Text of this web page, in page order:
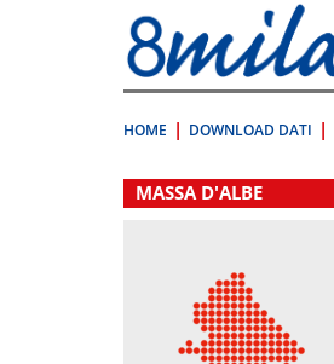
direttamente
a:
Contenuto
HOME DOWNLOAD DATI
.
MASSA D'ALBE